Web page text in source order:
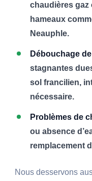
chaudières gaz
hameaux
Neauphle.
Débouchage
stagnantes
sol francilien,
nécessaire.
Problèmes de
ou absence
remplacement
Nous desservons